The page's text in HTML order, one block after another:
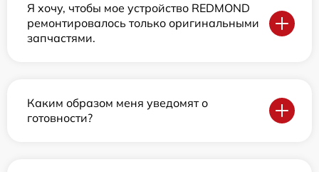
Я хочу, чтобы мое устройство REDMOND
ремонтировалось только оригинальными
запчастями.
Каким образом меня уведомят о
готовности?